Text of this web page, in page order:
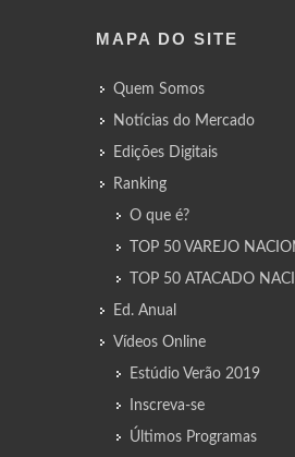
MAPA DO SITE
Quem Somos
Notícias do Mercado
Edições Digitais
Ranking
O que é?
TOP 50 VAREJO
TOP 50 ATACADO
Ed. Anual
Vídeos Online
Estúdio Verão 2019
Inscreva-se
Últimos Programas